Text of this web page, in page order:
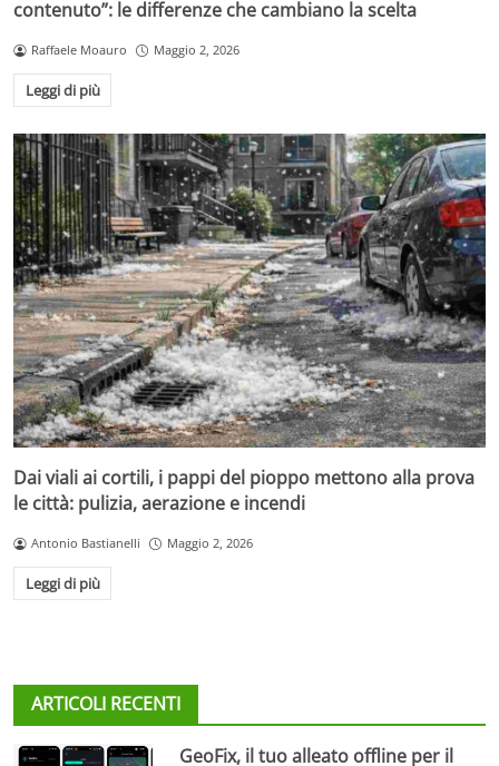
contenuto”: le differenze che cambiano la scelta
Raffaele Moauro Maggio 2, 2026
Leggi di più
Dai viali ai cortili, i pappi del pioppo mettono alla prova
le città: pulizia, aerazione e incendi
Antonio Bastianelli Maggio 2, 2026
Leggi di più
ARTICOLI RECENTI
GeoFix, il tuo alleato offline per il